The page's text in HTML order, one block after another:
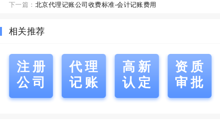
下一篇： 北京代理记账公司收费标准-会计记账费用
相关推荐
注册
公司
代理
记账
高新
认定
资质
审批